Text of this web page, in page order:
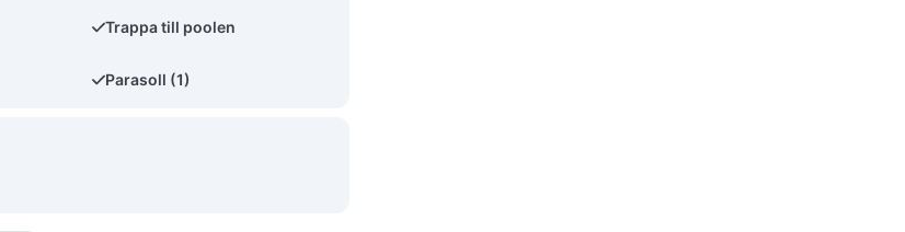
Trappa till poolen
Parasoll (1)